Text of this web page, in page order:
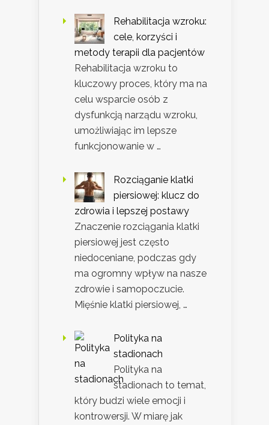
Rehabilitacja wzroku:
cele, korzyści i
metody terapii dla pacjentów
Rehabilitacja wzroku to
kluczowy proces, który ma na
celu wsparcie osób z
dysfunkcją narządu wzroku,
umożliwiając im lepsze
funkcjonowanie w …
Rozciąganie klatki
piersiowej: klucz do
zdrowia i lepszej postawy
Znaczenie rozciągania klatki
piersiowej jest często
niedoceniane, podczas gdy
ma ogromny wpływ na nasze
zdrowie i samopoczucie.
Mięśnie klatki piersiowej, …
Polityka na
stadionach
Polityka na
stadionach to temat,
który budzi wiele emocji i
kontrowersji. W miarę jak